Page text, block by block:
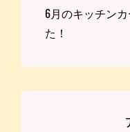
6月のキッチンカ
た！